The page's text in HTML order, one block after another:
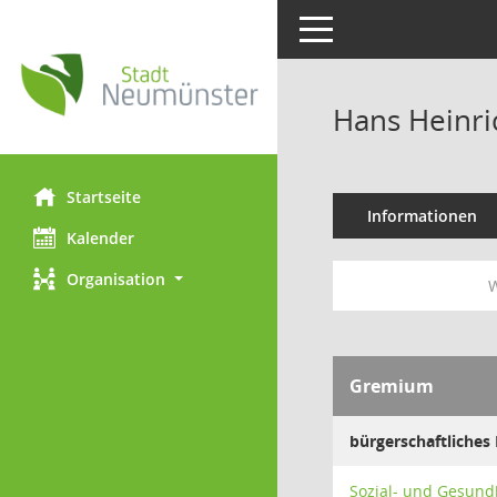
Startseite
Kalender
Organisation
Toggle navigation
Hans
Informationen
Gremium
bürgerschaftliches
Sozial- und